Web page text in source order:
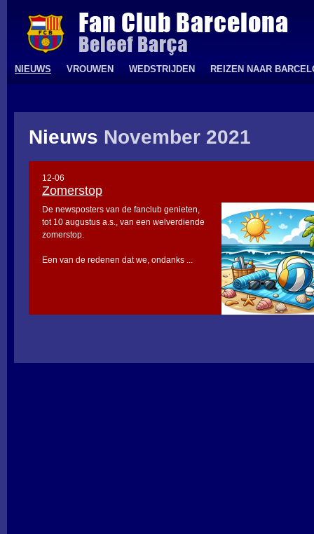
NIEUWS VROUWEN WEDSTRIJDEN REIZEN NAAR
Nieuws November 2021
12-06
Zomerstop
De newsposters van de fanclub genieten,
tot 10 augustus a.s., van een welverdiende
zomerstop.
Een van de redenen dat we, ondanks ...